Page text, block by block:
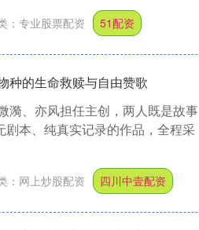
： 专业股票配资 51配资
种的生命救赎与自由赞歌
漪、亦风担任主创，两人既是故事
本、纯真实记录的作品，全程采
： 网上炒股配资 四川中壹配资